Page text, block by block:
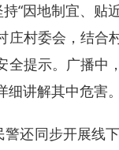
“因地制宜、贴
庄村委会，结合
全提示。广播中
讲解其中危害。
还同步开展线